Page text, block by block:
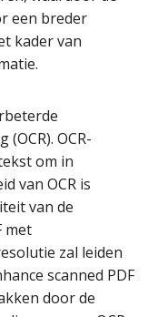
een breder
kader van
OCR-
om in
van OCR is
van de
met
zal leiden
scanned PDF
door de